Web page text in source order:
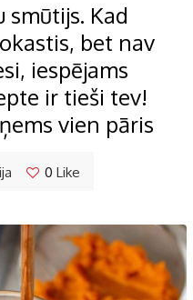
smūtijs. Kad
bet nav
iespējams
ir tieši tev!
vien pāris
0 Like